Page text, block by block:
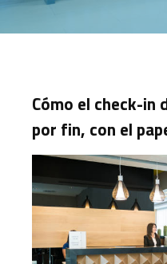
Cómo el check-in
por fin, con el